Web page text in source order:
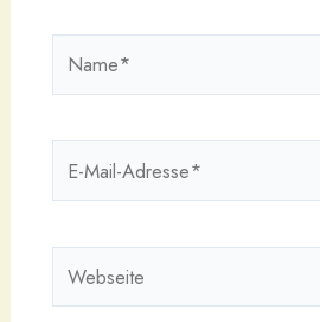
Mail-